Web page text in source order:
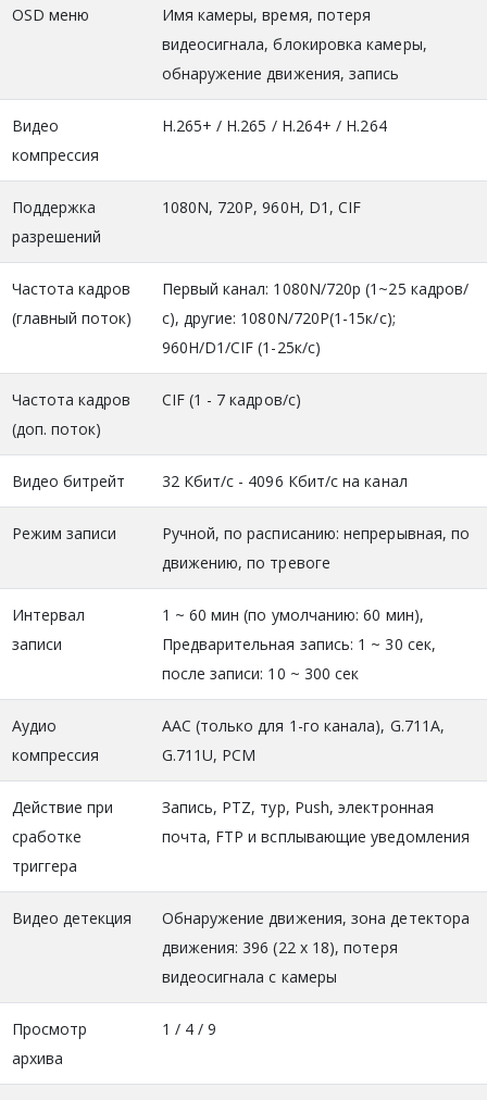
OSD меню
Имя камеры, время, потеря
видеосигнала, блокировка камеры,
обнаружение движения, запись
Видео
компрессия
H.265+ / H.265 / H.264+ / H.264
Поддержка
разрешений
1080N, 720P, 960H, D1, CIF
Частота кадров
(главный поток)
Первый канал: 1080N/720p (1~25 кадров/
с), другие: 1080N/720P(1-15к/с);
960H/D1/CIF (1-25к/с)
Частота кадров
(доп. поток)
CIF (1 - 7 кадров/с)
Видео битрейт 32 Кбит/с - 4096 Кбит/с на канал
Режим записи
Ручной, по расписанию: непрерывная, по
движению, по тревоге
Интервал
записи
1 ~ 60 мин (по умолчанию: 60 мин),
Предварительная запись: 1 ~ 30 сек,
после записи: 10 ~ 300 сек
Аудио
компрессия
AAC (только для 1-го канала), G.711A,
G.711U, PCM
Действие при
сработке
триггера
Запись, PTZ, тур, Push, электронная
почта, FTP и всплывающие уведомления
Видео детекция
Обнаружение движения, зона детектора
движения: 396 (22 х 18), потеря
видеосигнала c камеры
Просмотр
архива
1 / 4 / 9